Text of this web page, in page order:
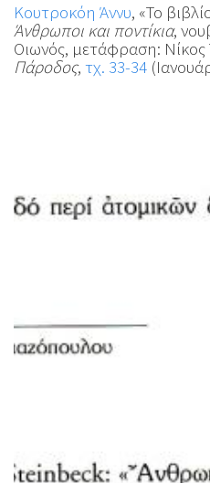
Κουτροκόη Άννυ, «Το
Άνθρωποι και ποντίκια,
Οιωνός, μετάφραση: Νίκος
Πάροδος, τχ. 33-34